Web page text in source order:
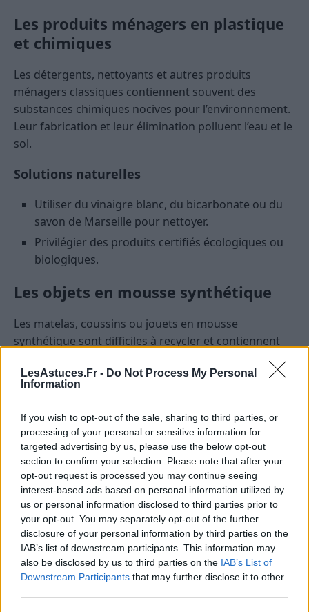
LesAstuces.Fr - Do Not Process My Personal
Information
If you wish to opt-out of the sale, sharing to third parties, or
processing of your personal or sensitive information for
targeted advertising by us, please use the below opt-out
section to confirm your selection. Please note that after your
opt-out request is processed you may continue seeing
interest-based ads based on personal information utilized by
us or personal information disclosed to third parties prior to
your opt-out. You may separately opt-out of the further
disclosure of your personal information by third parties on the
IAB’s list of downstream participants. This information may
also be disclosed by us to third parties on the IAB’s List of
Downstream Participants that may further disclose it to other
Les produits ménagers en plastique
et chimiques
Les détergents, nettoyants et autres produits
ménagers classiques contiennent souvent des
substances chimiques nocives pour l’environnement.
Leur fabrication et leur élimination polluent l’eau et le
sol.
Solutions naturelles
Utiliser du vinaigre blanc, du bicarbonate ou du
savon de Marseille pour nettoyer.
Privilégier des produits certifiés écologiques ou
biologiques.
Les objets en mousse synthétique
Les matelas, coussins ou jouets en mousse
synthétique sont difficiles à recycler et contiennent
production contribue à l’épuisement des ressources
non renouvelables.
Alternatives écologiques
Choisir des matelas en latex naturel ou en laine.
Opter pour des jouets en bois ou en matériaux
recyclés.
Les produits en cuir synthétique ou
en plastique
Les faux cuirs et autres matériaux synthétiques issus